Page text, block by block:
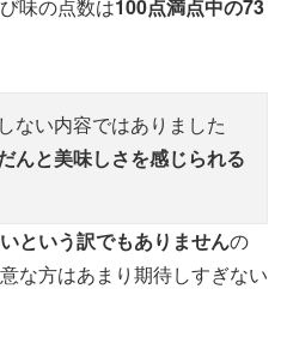
味の点数は100点満点中の73
ない内容ではありました
んと美味しさを感じられる
という訳でもありませんの
な方はあまり期待しすぎない